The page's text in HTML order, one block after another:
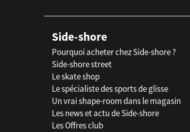
Side-shore
Pourquoi acheter chez Side-shore ?
Side-shore street
Le skate shop
Le spécialiste des sports de glisse
Un vrai shape-room dans le magasin
Les news et actu de Side-shore
Les Offres club